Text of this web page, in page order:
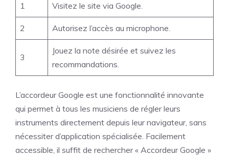
1 Visitez le site via Google.
2 Autorisez l’accès au microphone.
3
Jouez la note désirée et suivez les
recommandations.
L’accordeur Google est une fonctionnalité innovante
qui permet à tous les musiciens de régler leurs
instruments directement depuis leur navigateur, sans
nécessiter d’application spécialisée. Facilement
accessible, il suffit de rechercher « Accordeur Google »